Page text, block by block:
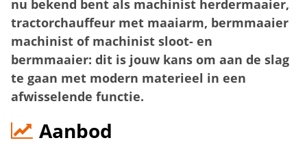
nu bekend bent als machinist herdermaaier,
tractorchauffeur met maaiarm, bermmaaier
machinist of machinist sloot- en
bermmaaier: dit is jouw kans om aan de slag
te gaan met modern materieel in een
afwisselende functie.
Aanbod